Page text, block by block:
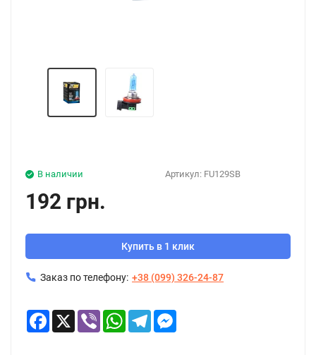
Артикул: FU129SB
В наличии
192 грн.
Купить в 1 клик
Заказ по телефону: +38 (099) 326-24-87
Facebook
X Viber WhatsApp
Telegram